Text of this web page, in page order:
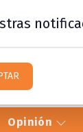
Opinión